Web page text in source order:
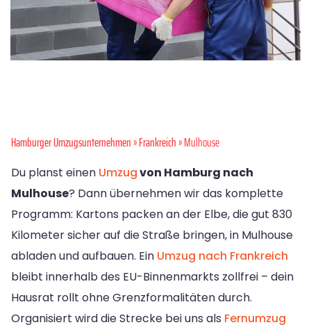
Hamburger Umzugsunternehmen»Frankreich» Mulhouse
Du planst einen Umzugvon Hamburg nach
Mulhouse? Dann übernehmen wir das komplette
Programm: Kartons packen an der Elbe, die gut 830
Kilometer sicher auf die Straße bringen, in Mulhouse
abladen und aufbauen. Ein Umzug nach Frankreich
bleibt innerhalb des EU-Binnenmarkts zollfrei – dein
Hausrat rollt ohne Grenzformalitäten durch.
Organisiert wird die Strecke bei uns als Fernumzug